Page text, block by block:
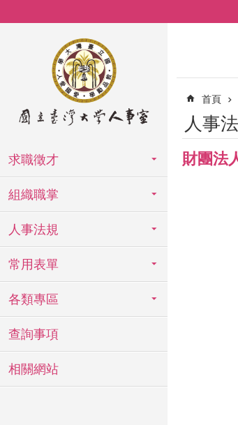
求職徵才
組織職掌
人事法規
常用表單
各類專區
查詢事項
相關網站
首頁
人事
財團法